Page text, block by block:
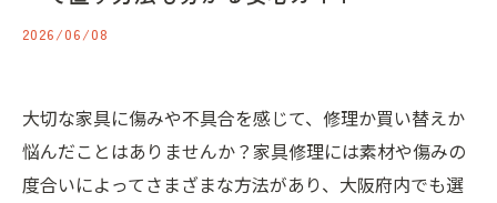
2026/06/08
大切な家具に傷みや不具合を感じて、修理か買い替えか
悩んだことはありませんか？家具修理には素材や傷みの
度合いによってさまざまな方法があり、大阪府内でも選